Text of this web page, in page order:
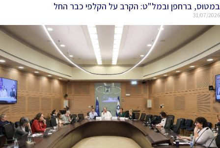
במטוס, ברחפן ובמל"ט: הקרב על הקלפי כבר החל
31/07/2026